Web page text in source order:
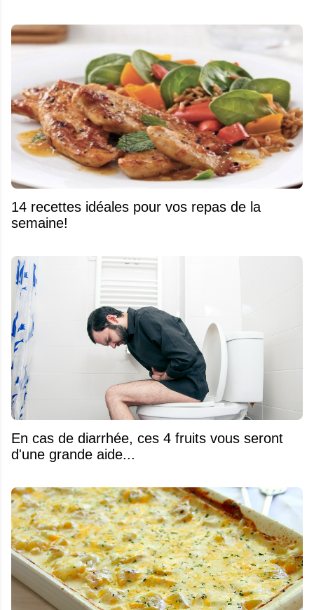
14 recettes idéales pour vos repas de la
semaine!
En cas de diarrhée, ces 4 fruits vous seront
d'une grande aide...